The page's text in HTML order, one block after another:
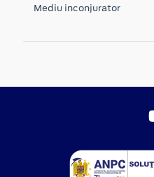
Mediu inconjurator